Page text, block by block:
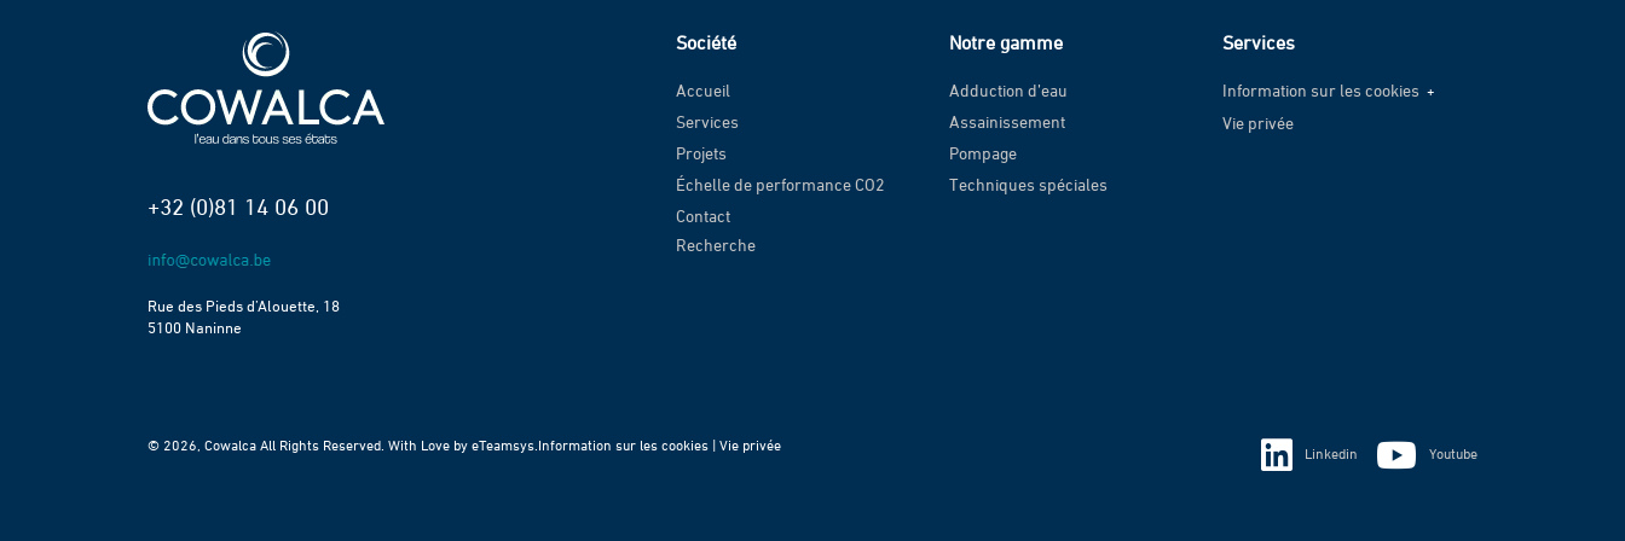
+32 (0)81 14 06 00
Rue des Pieds d’Alouette, 18
5100 Naninne
Société
Accueil
Services
Projets
Échelle de performance CO2
Contact
Recherche
Notre gamme
Adduction d’eau
Assainissement
Pompage
Techniques spéciales
Services
Information sur les cookies
Information sur les cookies
Vie privée
© 2026, Cowalca All Rights Reserved. With Love by eTeamsys. Information sur les cookies | Vie privée
Linkedin Youtube